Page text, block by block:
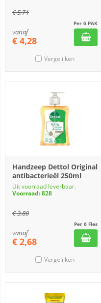
€5,71
Per 6 PAK
vanaf
€ 4,28
Vergelijken
Handzeep Dettol Original
antibacterieël 250ml
Uit voorraad leverbaar.
Voorraad: 828
€3,80
Per 6 Fles
vanaf
€ 2,68
Vergelijken